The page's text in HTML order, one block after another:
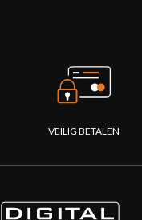
VEILIG BETALEN